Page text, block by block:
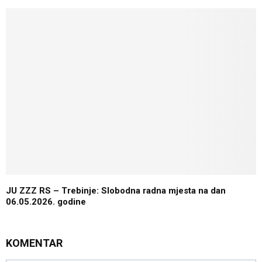
JU ZZZ RS – Trebinje: Slobodna radna mjesta na dan
06.05.2026. godine
KOMENTAR